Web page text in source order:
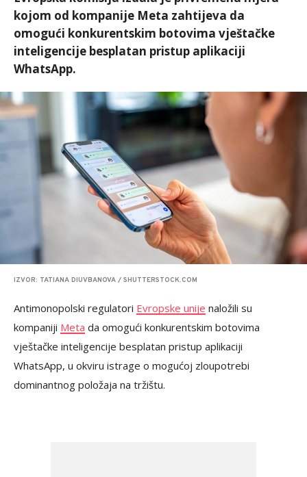
kojom od kompanije Meta zahtijeva da
omogući konkurentskim botovima vještačke
inteligencije besplatan pristup aplikaciji
WhatsApp.
IZVOR: TATIANA DIUVBANOVA / SHUTTERSTOCK.COM
Antimonopolski regulatori Evropske unije naložili su
kompaniji Meta da omogući konkurentskim botovima
vještačke inteligencije besplatan pristup aplikaciji
WhatsApp, u okviru istrage o mogućoj zloupotrebi
dominantnog položaja na tržištu.